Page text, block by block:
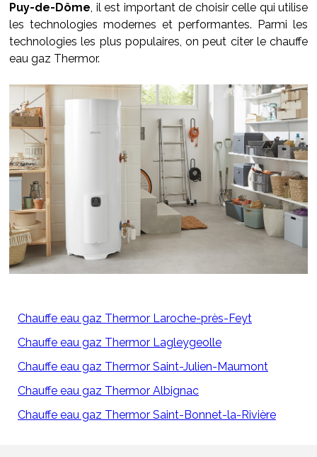
Puy-de-Dôme, il est important de choisir celle qui utilise
les technologies modernes et performantes. Parmi les
technologies les plus populaires, on peut citer le chauffe
eau gaz Thermor.
Chauffe eau gaz Thermor Laroche-près-Feyt
Chauffe eau gaz Thermor Lagleygeolle
Chauffe eau gaz Thermor Saint-Julien-Maumont
Chauffe eau gaz Thermor Albignac
Chauffe eau gaz Thermor Saint-Bonnet-la-Rivière